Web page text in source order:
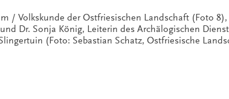
/ Volkskunde der Ostfriesischen Landschaft (Foto 8),
Dr. Sonja König, Leiterin des Archälogischen
(Foto: Sebastian Schatz, Ostfriesische